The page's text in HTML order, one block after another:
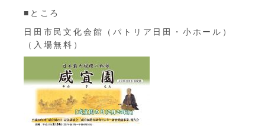
■ところ
日田市民文化会館（パトリア日田・小ホール）
（入場無料）